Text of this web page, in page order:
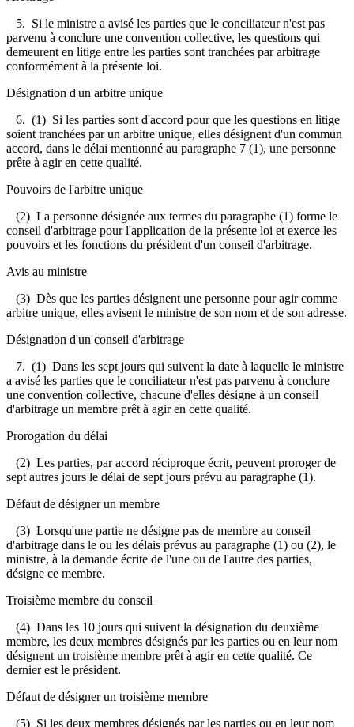
5. Si le ministre a avisé les parties que le conciliateur n'est pas
parvenu à conclure une convention collective, les questions qui
demeurent en litige entre les parties sont tranchées par arbitrage
conformément à la présente loi.
Désignation d'un arbitre unique
6. (1) Si les parties sont d'accord pour que les questions en litige
soient tranchées par un arbitre unique, elles désignent d'un commun
accord, dans le délai mentionné au paragraphe 7 (1), une personne
prête à agir en cette qualité.
Pouvoirs de l'arbitre unique
(2) La personne désignée aux termes du paragraphe (1) forme le
conseil d'arbitrage pour l'application de la présente loi et exerce les
pouvoirs et les fonctions du président d'un conseil d'arbitrage.
Avis au ministre
(3) Dès que les parties désignent une personne pour agir comme
arbitre unique, elles avisent le ministre de son nom et de son adresse.
Désignation d'un conseil d'arbitrage
7. (1) Dans les sept jours qui suivent la date à laquelle le ministre
a avisé les parties que le conciliateur n'est pas parvenu à conclure
une convention collective, chacune d'elles désigne à un conseil
d'arbitrage un membre prêt à agir en cette qualité.
Prorogation du délai
(2) Les parties, par accord réciproque écrit, peuvent proroger de
sept autres jours le délai de sept jours prévu au paragraphe (1).
Défaut de désigner un membre
(3) Lorsqu'une partie ne désigne pas de membre au conseil
d'arbitrage dans le ou les délais prévus au paragraphe (1) ou (2), le
ministre, à la demande écrite de l'une ou de l'autre des parties,
désigne ce membre.
Troisième membre du conseil
(4) Dans les 10 jours qui suivent la désignation du deuxième
membre, les deux membres désignés par les parties ou en leur nom
désignent un troisième membre prêt à agir en cette qualité. Ce
dernier est le président.
Défaut de désigner un troisième membre
(5) Si les deux membres désignés par les parties ou en leur nom